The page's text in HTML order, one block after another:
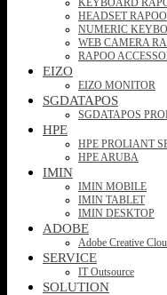
HEADSET RAPOO
NUMERIC
WEB CAMERA
RAPOO
EIZO
EIZO MONITOR
SGDATAPOS
SGDATAPOS
HPE
HPE PROLIANT
HPE ARUBA
IMIN
IMIN MOBILE
IMIN TABLET
IMIN DESKTOP
ADOBE
Adobe Creative
SERVICE
IT Outsource
SOLUTION